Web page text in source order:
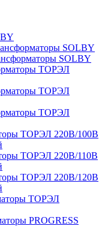
SOLBY
SOLBY
ТОРЭЛ
ТОРЭЛ
ТОРЭЛ
ТОРЭЛ 220В/100В
ТОРЭЛ 220В/110В
ТОРЭЛ 220В/120В
ТОРЭЛ
PROGRESS